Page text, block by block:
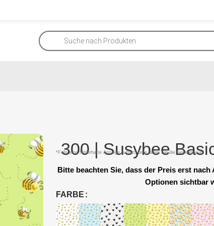
300 | Susybee
*Falls eine fehlerhafte Anzeige auftritt, bitte laden Sie die Seite erneut.
Bitte beachten Sie, dass der Preis erst
Optionen sichtbar
FARBE